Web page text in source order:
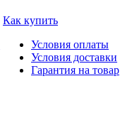
Как купить
Условия оплаты
Условия доставки
Гарантия на товар